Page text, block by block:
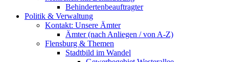
Behindertenbeauftragter
Politik & Verwaltung
Kontakt: Unsere Ämter
Ämter (nach Anliegen / von A-Z)
Flensburg & Themen
Stadtbild im Wandel